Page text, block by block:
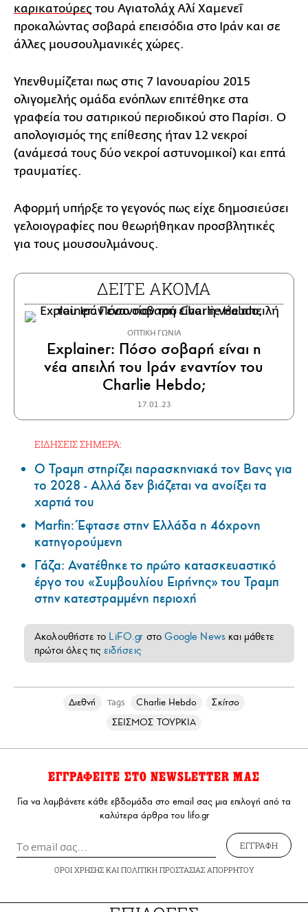
καρικατούρες του Αγιατολάχ Αλί Χαμενεΐ
προκαλώντας σοβαρά επεισόδια στο Ιράν και σε
άλλες μουσουλμανικές χώρες.
Υπενθυμίζεται πως στις 7 Ιανουαρίου 2015
ολιγομελής ομάδα ενόπλων επιτέθηκε στα
γραφεία του σατιρικού περιοδικού στο Παρίσι. Ο
απολογισμός της επίθεσης ήταν 12 νεκροί
(ανάμεσά τους δύο νεκροί αστυνομικοί) και επτά
τραυματίες.
Αφορμή υπήρξε το γεγονός πως είχε δημοσιεύσει
γελοιογραφίες που θεωρήθηκαν προσβλητικές
για τους μουσουλμάνους.
ΔΕΙΤΕ ΑΚΟΜΑ
ΟΠΤΙΚΗ ΓΩΝΙΑ
Explainer: Πόσο σοβαρή είναι η
νέα απειλή του Ιράν εναντίον του
Charlie Hebdo;
17.01.23
ΕΙΔΗΣΕΙΣ ΣΗΜΕΡΑ:
Ο Τραμπ στηρίζει παρασκηνιακά τον Βανς για
το 2028 - Αλλά δεν βιάζεται να ανοίξει τα
χαρτιά του
Marfin: Έφτασε στην Ελλάδα η 46χρονη
κατηγορούμενη
Γάζα: Ανατέθηκε το πρώτο κατασκευαστικό
έργο του «Συμβουλίου Ειρήνης» του Τραμπ
στην κατεστραμμένη περιοχή
Ακολουθήστε το LiFO.gr στοGoogle News και μάθετε
πρώτοι όλες τις ειδήσεις
Διεθνή Tags Charlie Hebdo
Σκίτσο
ΣΕΙΣΜΟΣ ΤΟΥΡΚΙΑ
ΕΓΓΡΑΦΕΙΤΕ ΣΤΟ NEWSLETTER ΜΑΣ
Για να λαμβάνετε κάθε εβδομάδα στο email σας μια επιλογή από τα
καλύτερα άρθρα του lifo.gr
ΕΓΓΡΑΦΗ
ΟΡΟΙ ΧΡΗΣΗΣΚΑΙ ΠΟΛΙΤΙΚΗ ΠΡΟΣΤΑΣΙΑΣ ΑΠΟΡΡΗΤΟΥ